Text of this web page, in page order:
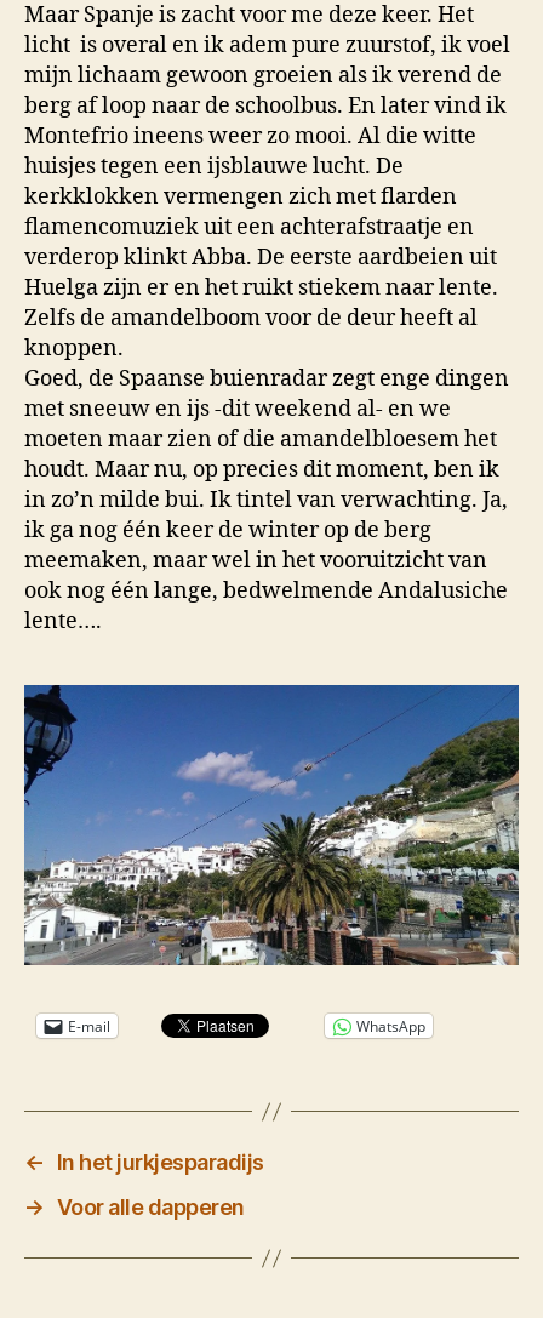
Maar Spanje is zacht voor me deze keer. Het
licht is overal en ik adem pure zuurstof, ik voel
mijn lichaam gewoon groeien als ik verend de
berg af loop naar de schoolbus. En later vind ik
Montefrio ineens weer zo mooi. Al die witte
huisjes tegen een ijsblauwe lucht. De
kerkklokken vermengen zich met flarden
flamencomuziek uit een achterafstraatje en
verderop klinkt Abba. De eerste aardbeien uit
Huelga zijn er en het ruikt stiekem naar lente.
Zelfs de amandelboom voor de deur heeft al
knoppen.
Goed, de Spaanse buienradar zegt enge dingen
met sneeuw en ijs -dit weekend al- en we
moeten maar zien of die amandelbloesem het
houdt. Maar nu, op precies dit moment, ben ik
in zo’n milde bui. Ik tintel van verwachting. Ja,
ik ga nog één keer de winter op de berg
meemaken, maar wel in het vooruitzicht van
ook nog één lange, bedwelmende Andalusiche
lente….
E-mail WhatsApp
←
In het jurkjesparadijs
→ Voor alle dapperen